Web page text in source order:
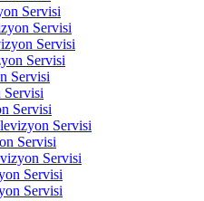
Servisi
Servisi
Servisi
Servisi
Servisi
Servisi
Servisi
Servisi
Servisi
Servisi
Servisi